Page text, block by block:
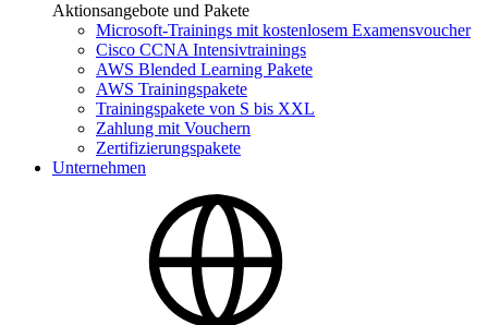
Aktionsangebote und Pakete
Microsoft-Trainings mit kostenlosem Examensvoucher
Cisco CCNA Intensivtrainings
AWS Blended Learning Pakete
AWS Trainingspakete
Trainingspakete von S bis XXL
Zahlung mit Vouchern
Zertifizierungspakete
Unternehmen